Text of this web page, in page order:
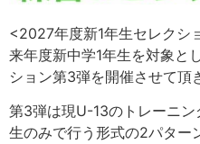
<2027年度新1年生セレクシ
来年度新中学1年生を対象と
ション第3弾を開催させて頂
第3弾は現U-13のトレーニ
生のみで行う形式の2パター